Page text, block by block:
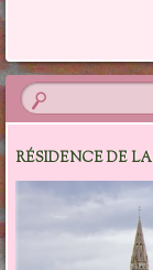
RÉSIDENCE DE